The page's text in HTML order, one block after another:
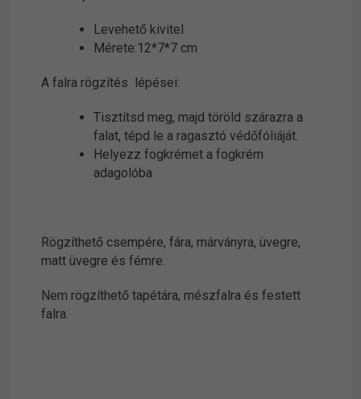
Levehető kivitel
Mérete:12*7*7 cm
A falra rögzítés lépései:
Tisztítsd meg, majd töröld szárazra a
falat, tépd le a ragasztó védőfóliáját.
Helyezz fogkrémet a fogkrém
adagolóba
Rögzíthető csempére, fára, márványra, üvegre,
matt üvegre és fémre.
Nem rögzíthető tapétára, mészfalra és festett
falra.